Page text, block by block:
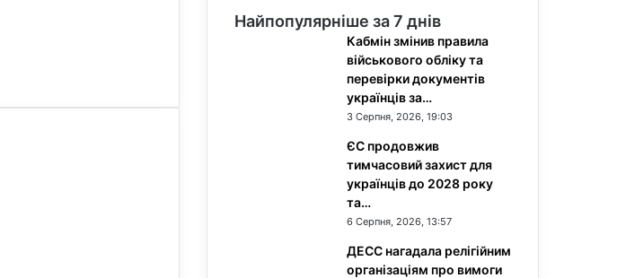
Найпопулярніше за 7 днів
Кабмін змінив правила
військового обліку та
перевірки документів
українців за…
3 Серпня, 2026, 19:03
ЄС продовжив
тимчасовий захист для
українців до 2028 року
та…
6 Серпня, 2026, 13:57
ДЕСС нагадала релігійним
організаціям про вимоги